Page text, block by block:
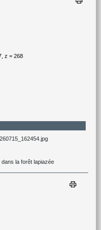
z = 268
la forêt lapiazée
print